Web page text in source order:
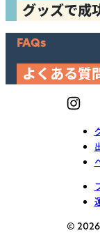
グッズで成
FAQs
よくある質
©